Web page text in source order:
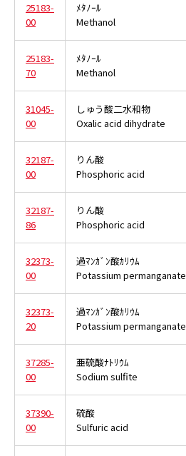
25183-
00
ﾒﾀﾉｰﾙ
Methanol
25183-
70
ﾒﾀﾉｰﾙ
Methanol
31045-
00
しゅう酸二水和物
Oxalic acid dihydrate
32187-
00
りん酸
Phosphoric acid
32187-
86
りん酸
Phosphoric acid
32373-
00
過ﾏﾝｶﾞﾝ酸ｶﾘｳﾑ
Potassium permanganate
32373-
20
過ﾏﾝｶﾞﾝ酸ｶﾘｳﾑ
Potassium permanganate
37285-
00
亜硫酸ﾅﾄﾘｳﾑ
Sodium sulfite
37390-
00
硫酸
Sulfuric acid